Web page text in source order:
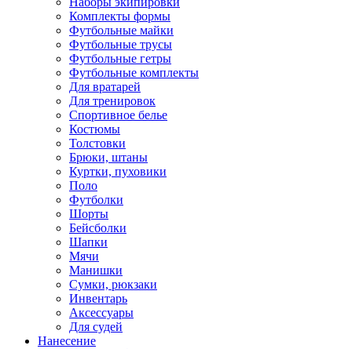
Комплекты формы
Футбольные майки
Футбольные трусы
Футбольные гетры
Футбольные комплекты
Для вратарей
Для тренировок
Спортивное белье
Костюмы
Толстовки
Брюки, штаны
Куртки, пуховики
Поло
Футболки
Шорты
Бейсболки
Шапки
Мячи
Манишки
Сумки, рюкзаки
Инвентарь
Аксессуары
Для судей
Нанесение